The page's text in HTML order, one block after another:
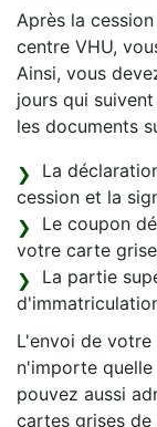
Après la
centre VHU,
Ainsi, vous
jours qui
les documents
La
cession et la
Le coupon
votre carte
La partie
L'envoi de
n'importe
pouvez aussi
cartes grises